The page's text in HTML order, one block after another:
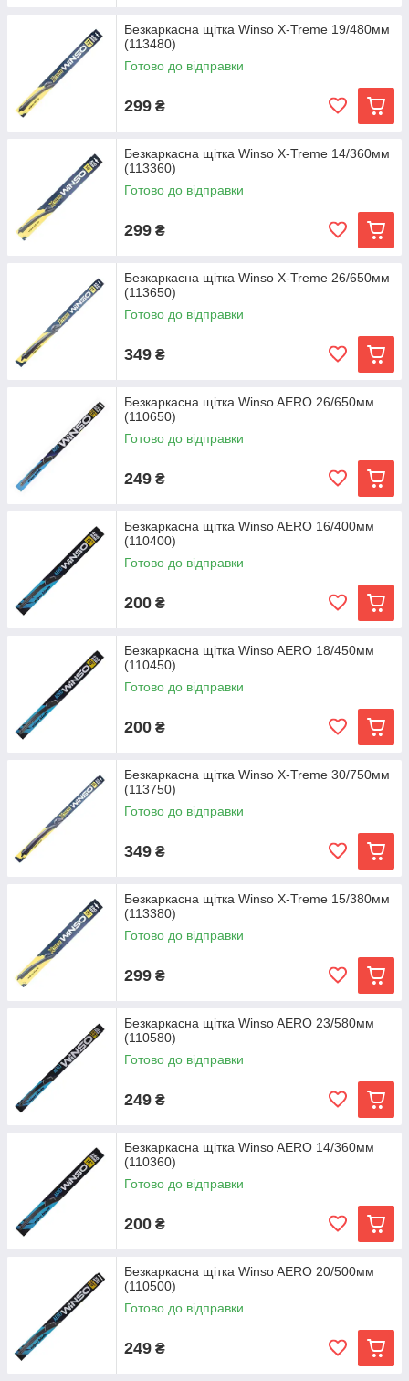
Безкаркасна щітка Winso X-Treme 19/480мм
(113480)
Готово до відправки
299 ₴
Безкаркасна щітка Winso X-Treme 14/360мм
(113360)
Готово до відправки
299 ₴
Безкаркасна щітка Winso X-Treme 26/650мм
(113650)
Готово до відправки
349 ₴
Безкаркасна щітка Winso AERO 26/650мм
(110650)
Готово до відправки
249 ₴
Безкаркасна щітка Winso AERO 16/400мм
(110400)
Готово до відправки
200 ₴
Безкаркасна щітка Winso AERO 18/450мм
(110450)
Готово до відправки
200 ₴
Безкаркасна щітка Winso X-Treme 30/750мм
(113750)
Готово до відправки
349 ₴
Безкаркасна щітка Winso X-Treme 15/380мм
(113380)
Готово до відправки
299 ₴
Безкаркасна щітка Winso AERO 23/580мм
(110580)
Готово до відправки
249 ₴
Безкаркасна щітка Winso AERO 14/360мм
(110360)
Готово до відправки
200 ₴
Безкаркасна щітка Winso AERO 20/500мм
(110500)
Готово до відправки
249 ₴